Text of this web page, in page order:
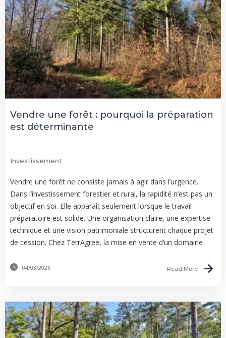
Vendre une forêt : pourquoi la préparation
est déterminante
Investissement
Vendre une forêt ne consiste jamais à agir dans l’urgence.
Dans l’investissement forestier et rural, la rapidité n’est pas un
objectif en soi. Elle apparaît seulement lorsque le travail
préparatoire est solide. Une organisation claire, une expertise
technique et une vision patrimoniale structurent chaque projet
de cession. Chez TerrAgree, la mise en vente d’un domaine
04/03/2026 Read More